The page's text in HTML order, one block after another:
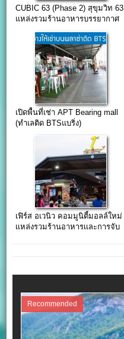
CUBIC 63 (Phase 2) สุขุมวิท 63
แหล่งรวมร้านอาหารบรรยากาศ
เปิดพื้นที่เช่า APT Bearing mall
(ทำเลติด BTSแบริ่ง)
เฟิร์ส อเวนิว คอมมูนิตี้มอลล์ใหม่
เเหล่งรวมร้านอาหารเเละการจับ
Recommended